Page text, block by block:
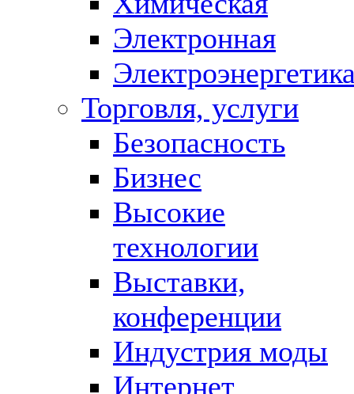
Электронная
Торговля, услуги
Безопасность
Бизнес
Высокие
технологии
Выставки,
конференции
Индустрия моды
Интернет